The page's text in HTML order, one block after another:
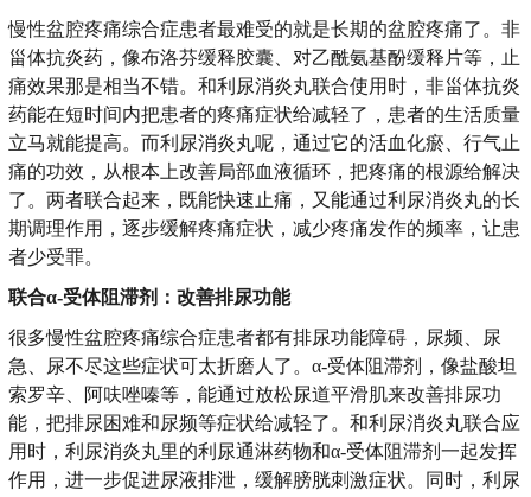
慢性盆腔疼痛综合症患者最难受的就是长期的盆腔疼痛了。非
甾体抗炎药，像布洛芬缓释胶囊、对乙酰氨基酚缓释片等，止
痛效果那是相当不错。和利尿消炎丸联合使用时，非甾体抗炎
药能在短时间内把患者的疼痛症状给减轻了，患者的生活质量
立马就能提高。而利尿消炎丸呢，通过它的活血化瘀、行气止
痛的功效，从根本上改善局部血液循环，把疼痛的根源给解决
了。两者联合起来，既能快速止痛，又能通过利尿消炎丸的长
期调理作用，逐步缓解疼痛症状，减少疼痛发作的频率，让患
者少受罪。
联合α-受体阻滞剂：改善排尿功能
很多慢性盆腔疼痛综合症患者都有排尿功能障碍，尿频、尿
急、尿不尽这些症状可太折磨人了。α-受体阻滞剂，像盐酸坦
索罗辛、阿呋唑嗪等，能通过放松尿道平滑肌来改善排尿功
能，把排尿困难和尿频等症状给减轻了。和利尿消炎丸联合应
用时，利尿消炎丸里的利尿通淋药物和α-受体阻滞剂一起发挥
作用，进一步促进尿液排泄，缓解膀胱刺激症状。同时，利尿